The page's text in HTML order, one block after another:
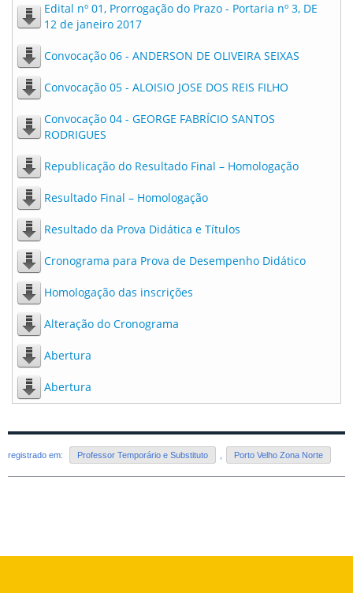
Edital nº 01, Prorrogação do Prazo - Portaria nº 3, DE
12 de janeiro 2017
Convocação 06 - ANDERSON DE OLIVEIRA SEIXAS
Convocação 05 - ALOISIO JOSE DOS REIS FILHO
Convocação 04 - GEORGE FABRÍCIO SANTOS
RODRIGUES
Republicação do Resultado Final – Homologação
Resultado Final – Homologação
Resultado da Prova Didática e Títulos
Cronograma para Prova de Desempenho Didático
Homologação das inscrições
Alteração do Cronograma
Abertura
Abertura
registrado em: Professor Temporário e Substituto , Porto Velho Zona Norte